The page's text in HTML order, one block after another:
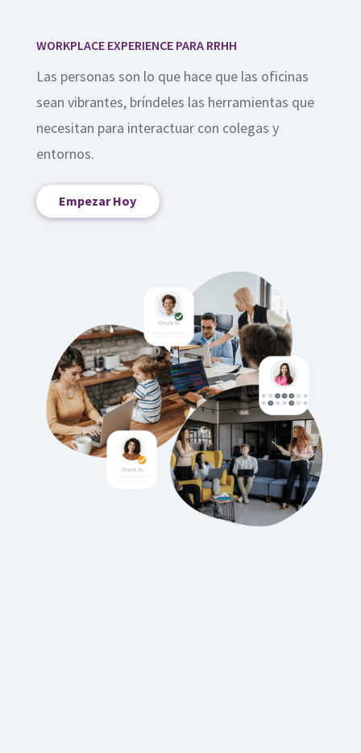
WORKPLACE EXPERIENCE PARA RRHH
Las personas son lo que hace que las oficinas
sean vibrantes, bríndeles las herramientas que
necesitan para interactuar con colegas y
entornos.
Empezar Hoy